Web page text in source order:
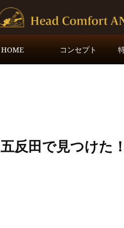
HOME コンセプト
五反田で見つけた